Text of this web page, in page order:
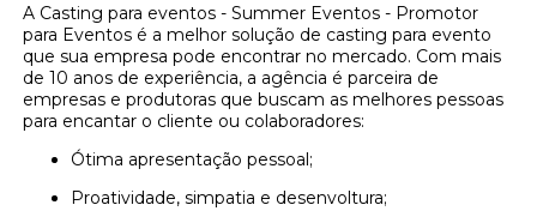
A Casting para eventos - Summer Eventos - Promotor
para Eventos é a melhor solução de casting para evento
que sua empresa pode encontrar no mercado. Com mais
de 10 anos de experiência, a agência é parceira de
empresas e produtoras que buscam as melhores pessoas
para encantar o cliente ou colaboradores:
Ótima apresentação pessoal;
Proatividade, simpatia e desenvoltura;